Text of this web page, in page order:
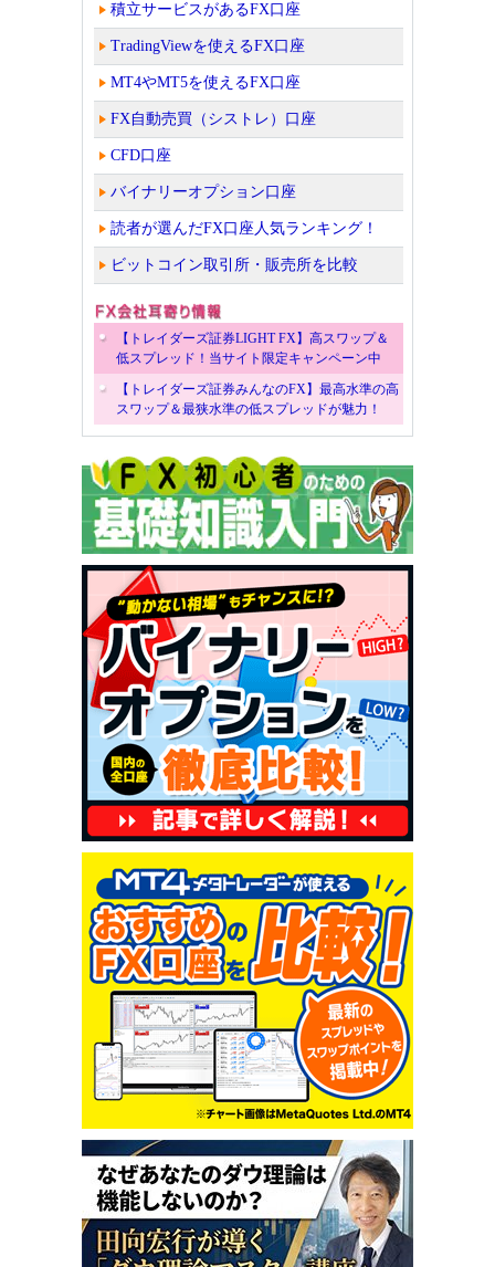
積立サービスがあるFX口座
TradingViewを使えるFX口座
MT4やMT5を使えるFX口座
FX自動売買（シストレ）口座
CFD口座
バイナリーオプション口座
読者が選んだFX口座人気ランキング！
ビットコイン取引所・販売所を比較
【トレイダーズ証券LIGHT FX】高スワップ＆
低スプレッド！当サイト限定キャンペーン中
【トレイダーズ証券みんなのFX】最高水準の高
スワップ＆最狭水準の低スプレッドが魅力！